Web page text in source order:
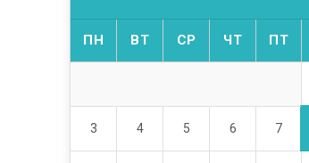
ПН ВТ СР ЧТ ПТ
3 4 5 6 7